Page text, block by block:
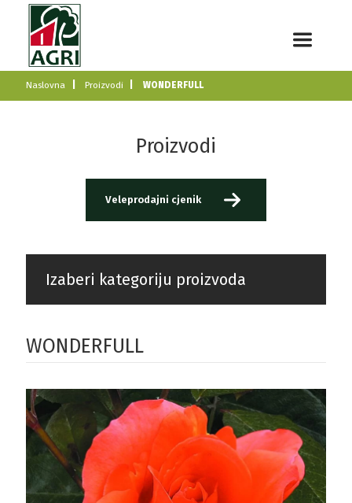
Naslovna Proizvodi WONDERFULL
Proizvodi
Veleprodajni cjenik
Izaberi kategoriju proizvoda
WONDERFULL